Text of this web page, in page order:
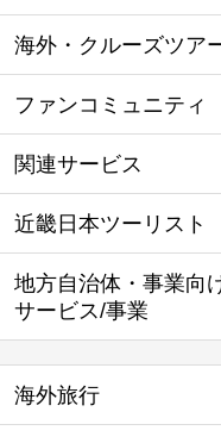
海外・クルーズツア
ファンコミュニティ
関連サービス
近畿日本ツーリス
地方自治体・事業向
サービス/事業
海外旅行